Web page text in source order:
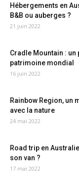
Hébergements en
B&B ou auberges ?
21 juin 2022
Cradle Mountain : un
patrimoine mondial
16 juin 2022
Rainbow Region, un
avec la nature
24 mai 2022
Road trip en
son van ?
17 mai 2022